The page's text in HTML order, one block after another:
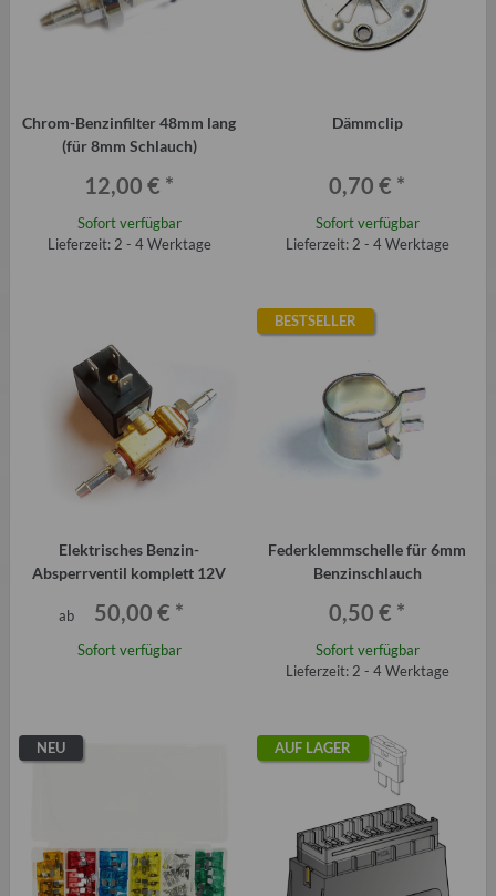
Chrom-Benzinfilter 48mm lang
(für 8mm Schlauch)
12,00 € *
Sofort verfügbar
Lieferzeit: 2 - 4 Werktage
Dämmclip
0,70 € *
Sofort verfügbar
Lieferzeit: 2 - 4 Werktage
Elektrisches Benzin-
Absperrventil komplett 12V
ab 50,00 € *
Sofort verfügbar
BESTSELLER
Federklemmschelle für 6mm
Benzinschlauch
0,50 € *
Sofort verfügbar
Lieferzeit: 2 - 4 Werktage
NEU AUF LAGER